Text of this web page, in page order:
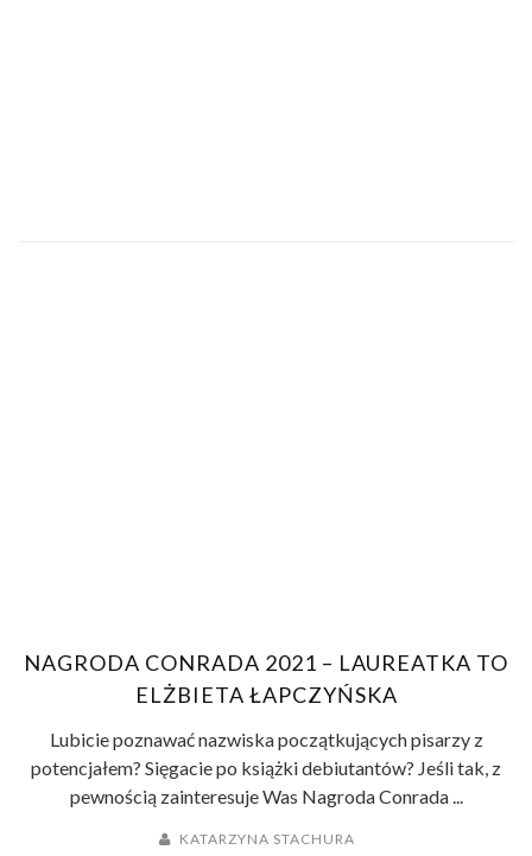
NAGRODA CONRADA 2021 – LAUREATKA TO
ELŻBIETA ŁAPCZYŃSKA
Lubicie poznawać nazwiska początkujących pisarzy z
potencjałem? Sięgacie po książki debiutantów? Jeśli tak, z
pewnością zainteresuje Was Nagroda Conrada ...
KATARZYNA STACHURA